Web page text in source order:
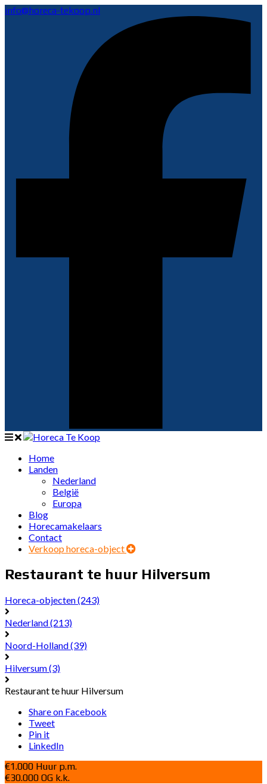
info@horeca-tekoop.nl
Home
Landen
Nederland
België
Europa
Blog
Horecamakelaars
Contact
Verkoop horeca-object
Restaurant te huur Hilversum
Horeca-objecten(243)
Nederland(213)
Noord-Holland(39)
Hilversum(3)
Restaurant te huur Hilversum
Share on Facebook
Tweet
Pin it
LinkedIn
€1.000 Huur p.m.
€30.000 OG k.k.